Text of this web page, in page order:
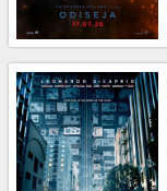
Uzkodas
B2B
Kino
Klubs